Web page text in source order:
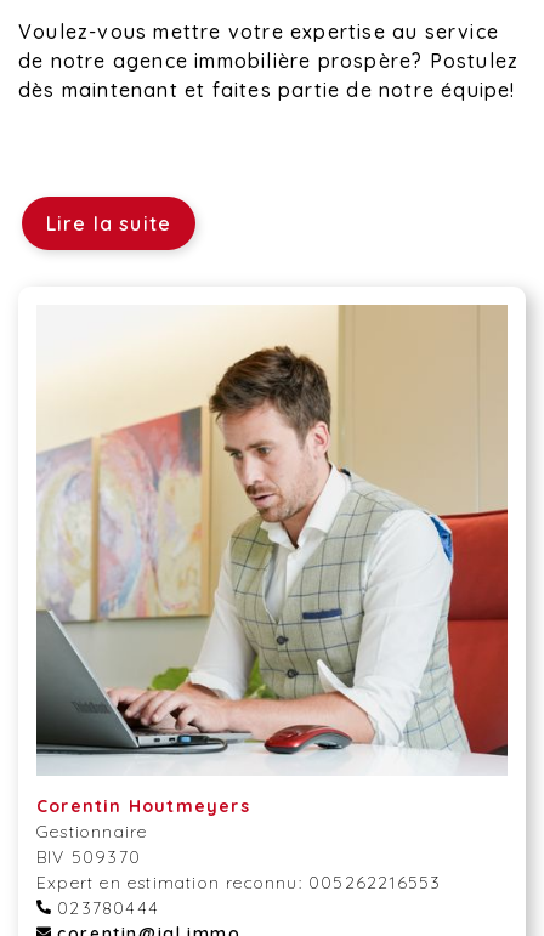
Voulez-vous mettre votre expertise au service
de notre agence immobilière prospère? Postulez
dès maintenant et faites partie de notre équipe!
Lire la suite
Corentin Houtmeyers
Gestionnaire
BIV 509370
Expert en estimation reconnu: 005262216553
023780444